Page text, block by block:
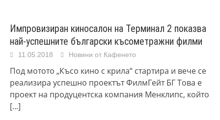
Импровизиран киносалон на Терминал 2 показва
най-успешните български късометражни филми
11.05.2018 Новини от Кафенето
Под мотото „Късо кино с крила“ стартира и вече се
реализира успешно проектът ФилмГейт БГ Това е
проект на продуцентска компания Менклипс, който
[...]